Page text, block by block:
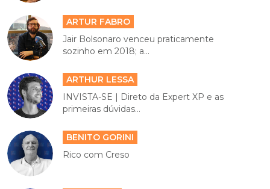
ARTUR FABRO
Jair Bolsonaro venceu praticamente
sozinho em 2018; a...
ARTHUR LESSA
INVISTA-SE | Direto da Expert XP e as
primeiras dúvidas...
BENITO GORINI
Rico com Creso